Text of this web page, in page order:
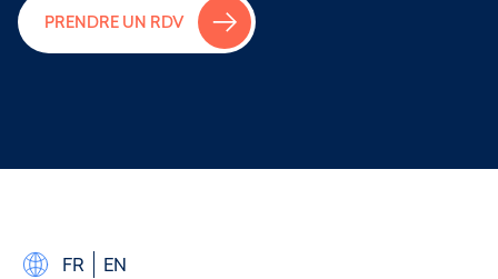
PRENDRE UN RDV →
FR EN